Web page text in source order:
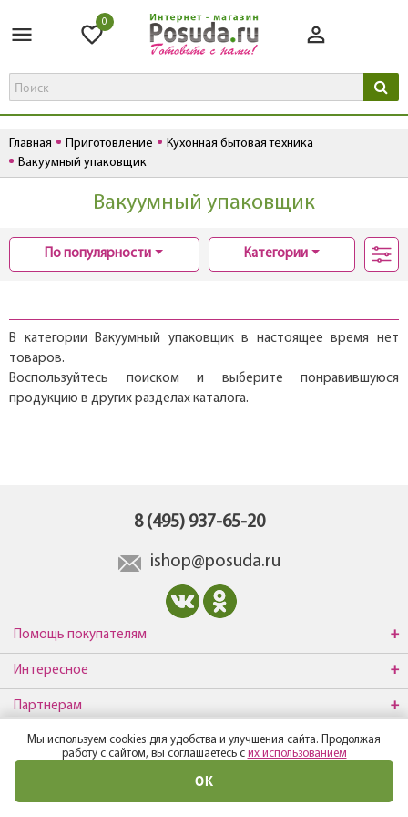
0
Главная Приготовление
Кухонная бытовая техника
Вакуумный упаковщик
Вакуумный упаковщик
По популярности Категории
В категории Вакуумный упаковщик в настоящее время нет
товаров.
Воспользуйтесь поиском и выберите понравившуюся
продукцию в других разделах каталога.
8 (495) 937-65-20
ishop@posuda.ru
Помощь покупателям
Интересное
Партнерам
О компании
Мы используем cookies для удобства и улучшения сайта. Продолжая
работу с сайтом, вы соглашаетесь с их использованием
ОК